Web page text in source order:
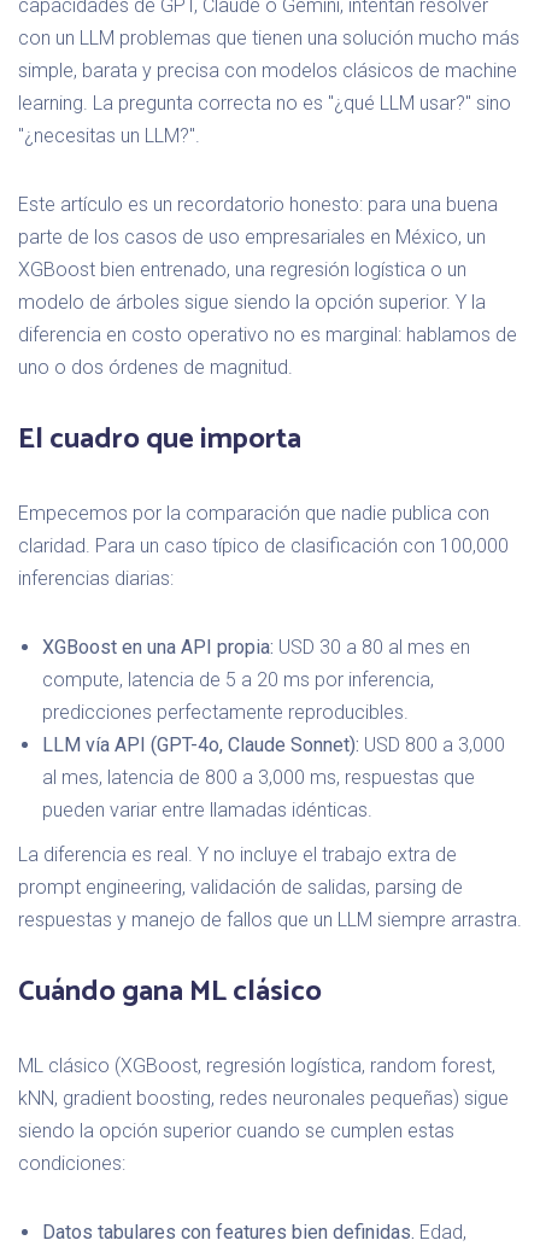
capacidades de GPT, Claude o Gemini, intentan resolver
con un LLM problemas que tienen una solución mucho más
simple, barata y precisa con modelos clásicos de machine
learning. La pregunta correcta no es "¿qué LLM usar?" sino
"¿necesitas un LLM?".
Este artículo es un recordatorio honesto: para una buena
parte de los casos de uso empresariales en México, un
XGBoost bien entrenado, una regresión logística o un
modelo de árboles sigue siendo la opción superior. Y la
diferencia en costo operativo no es marginal: hablamos de
uno o dos órdenes de magnitud.
El cuadro que importa
Empecemos por la comparación que nadie publica con
claridad. Para un caso típico de clasificación con 100,000
inferencias diarias:
XGBoost en una API propia: USD 30 a 80 al mes en
compute, latencia de 5 a 20 ms por inferencia,
predicciones perfectamente reproducibles.
LLM vía API (GPT-4o, Claude Sonnet): USD 800 a 3,000
al mes, latencia de 800 a 3,000 ms, respuestas que
pueden variar entre llamadas idénticas.
La diferencia es real. Y no incluye el trabajo extra de
prompt engineering, validación de salidas, parsing de
respuestas y manejo de fallos que un LLM siempre arrastra.
Cuándo gana ML clásico
ML clásico (XGBoost, regresión logística, random forest,
kNN, gradient boosting, redes neuronales pequeñas) sigue
siendo la opción superior cuando se cumplen estas
condiciones:
Datos tabulares con features bien definidas. Edad,